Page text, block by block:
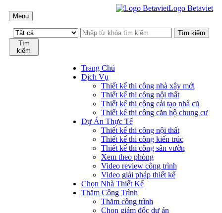
Menu
Logo Betaviet
Tìm
kiếm
Trang Chủ
Dịch Vụ
Thiết kế thi công nhà xây mới
Thiết kế thi công nội thất
Thiết kế thi công cải tạo nhà cũ
Thiết kế thi công căn hộ chung cư
Dự Án Thực Tế
Thiết kế thi công nội thất
Thiết kế thi công kiến trúc
Thiết kế thi công sân vườn
Xem theo phòng
Video review công trình
Video giải pháp thiết kế
Chọn Nhà Thiết Kế
Thăm Công Trình
Thăm công trình
Chọn giám đốc dự án